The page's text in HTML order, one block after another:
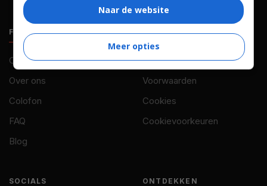
FILMTOTAAL
Contact
Over ons
Colofon
FAQ
Blog
BELEID
Privacy
Voorwaarden
Cookies
Cookievoorkeuren
SOCIALS ONTDEKKEN
Naar de website
Meer opties